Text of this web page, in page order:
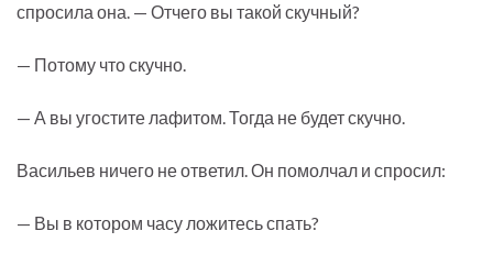
спросила она. — Отчего вы такой скучный?
— Потому что скучно.
— А вы угостите лафитом. Тогда не будет скучно.
Васильев ничего не ответил. Он помолчал и спросил:
— Вы в котором часу ложитесь спать?